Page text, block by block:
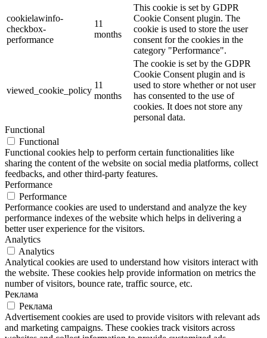
cookielawinfo-
checkbox-
performance
11
months
This cookie is set by GDPR
Cookie Consent plugin. The
cookie is used to store the user
consent for the cookies in the
category "Performance".
viewed_cookie_policy
11
months
The cookie is set by the GDPR
Cookie Consent plugin and is
used to store whether or not user
has consented to the use of
cookies. It does not store any
personal data.
Functional
Functional
Functional cookies help to perform certain functionalities like
sharing the content of the website on social media platforms, collect
feedbacks, and other third-party features.
Performance
Performance
Performance cookies are used to understand and analyze the key
performance indexes of the website which helps in delivering a
better user experience for the visitors.
Analytics
Analytics
Analytical cookies are used to understand how visitors interact with
the website. These cookies help provide information on metrics the
number of visitors, bounce rate, traffic source, etc.
Реклама
Реклама
Advertisement cookies are used to provide visitors with relevant ads
and marketing campaigns. These cookies track visitors across